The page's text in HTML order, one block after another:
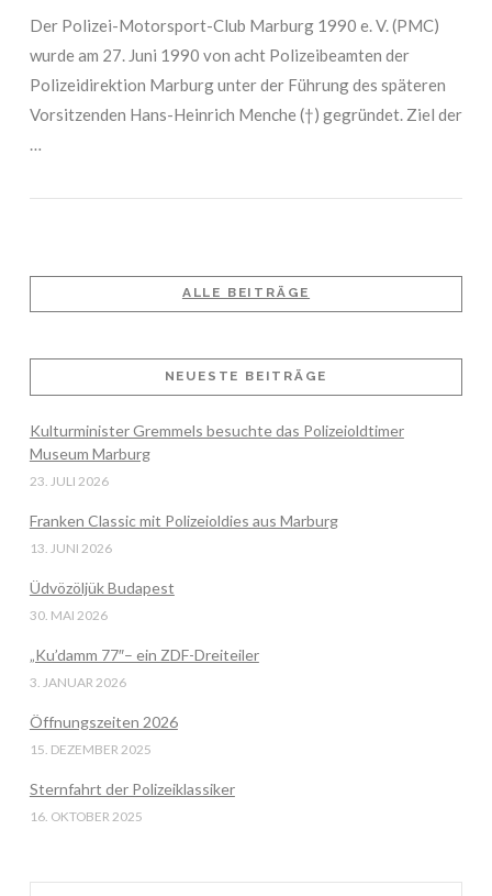
VIEW POST
Der Polizei-Motorsport-Club Marburg 1990 e. V. (PMC)
wurde am 27. Juni 1990 von acht Polizeibeamten der
Polizeidirektion Marburg unter der Führung des späteren
Vorsitzenden Hans-Heinrich Menche (†) gegründet. Ziel der
…
ALLE BEITRÄGE
NEUESTE BEITRÄGE
Kulturminister Gremmels besuchte das Polizeioldtimer
Museum Marburg
23. JULI 2026
Franken Classic mit Polizeioldies aus Marburg
13. JUNI 2026
Üdvözöljük Budapest
30. MAI 2026
„Ku’damm 77″– ein ZDF-Dreiteiler
3. JANUAR 2026
Öffnungszeiten 2026
15. DEZEMBER 2025
Sternfahrt der Polizeiklassiker
16. OKTOBER 2025